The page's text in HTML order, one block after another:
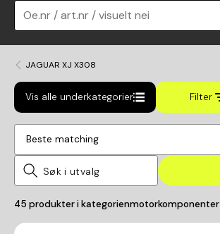
Oe.nr / art.nr / visuelt nei
JAGUAR XJ X308
Vis alle underkategorier Filter
Beste matching
45 produkter i kategorienmotorkomponenter